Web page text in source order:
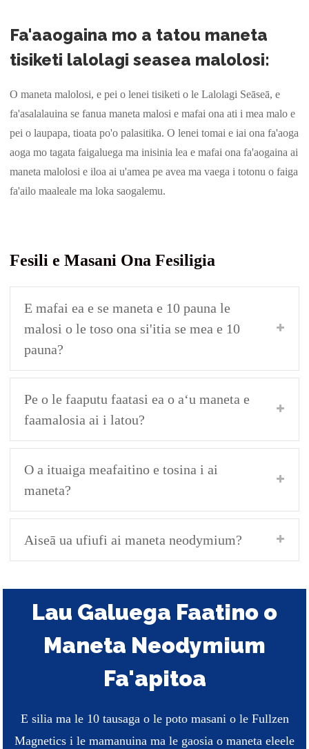
Fa'aaogaina mo a tatou maneta
tisiketi lalolagi seasea malolosi:
O maneta malolosi, e pei o lenei tisiketi o le Lalolagi Seāseā, e
fa'asalalauina se fanua maneta malosi e mafai ona ati i mea malo e
pei o laupapa, tioata po'o palasitika. O lenei tomai e iai ona fa'aoga
aoga mo tagata faigaluega ma inisinia lea e mafai ona fa'aogaina ai
maneta malolosi e iloa ai u'amea pe avea ma vaega i totonu o faiga
fa'ailo maaleale ma loka saogalemu.
Fesili e Masani Ona Fesiligia
E mafai ea e se maneta e 10 pauna le
malosi o le toso ona si'itia se mea e 10
pauna?
Pe o le faaputu faatasi ea o aʻu maneta e
faamalosia ai i latou?
O a ituaiga meafaitino e tosina i ai
maneta?
Aiseā ua ufiufi ai maneta neodymium?
Lau Galuega Faatino o
Maneta Neodymium
Fa'apitoa
E silia ma le 10 tausaga o le poto masani o le Fullzen
Magnetics i le mamanuina ma le gaosia o maneta eleele